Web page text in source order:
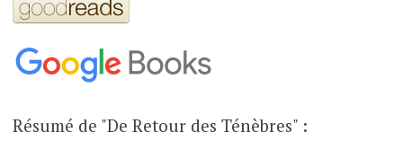
Résumé de "De Retour des Ténèbres" :